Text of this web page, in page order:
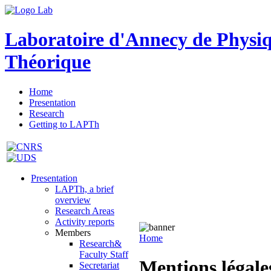
Laboratoire d'Annecy de
Théorique
Home
Presentation
Research
Getting to LAPTh
Presentation
LAPTh, a brief
overview
Research Areas
Activity reports
Members
Research&
Faculty Staff
Secretariat
Home